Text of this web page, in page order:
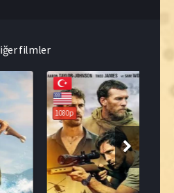
filmler
1080p